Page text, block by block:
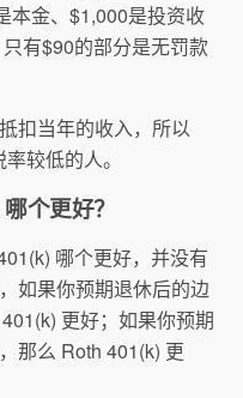
本金、$1,000是投资收
有$90的部分是无罚款
扣当年的收入，所以
较低的人。
个更好？
哪个更好，并没有
如果你预期退休后的边
更好；如果你预期
那么 Roth 401(k) 更